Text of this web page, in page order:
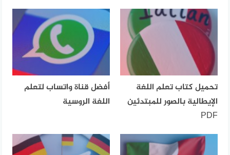
تحميل كتاب تعلم اللغة
الإيطالية بالصور للمبتدئين
PDF
أفضل قناة واتساب لتعلم
اللغة الروسية